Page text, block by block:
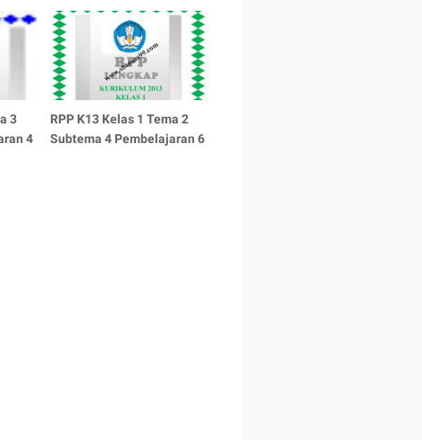
3
4
RPP K13 Kelas 1 Tema 2
Subtema 4 Pembelajaran 6